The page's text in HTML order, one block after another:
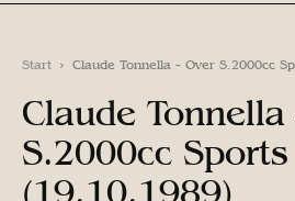
Start Claude Tonnella - Over S.2000cc
Claude Tonnella
S.2000cc
(19.10.1989)